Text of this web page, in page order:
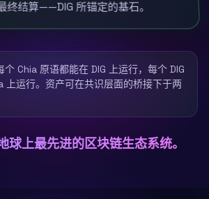
终结算——DIG 所锚定的基石。
Chia 原语都能在 DIG 上运行，每个 DIG
上运行。资产可在共识层面的桥接下于两
球上最先进的区块链生态系统。